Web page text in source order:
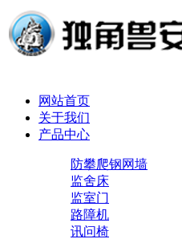
网站首页
关于我们
产品中心
防攀爬钢网墙
监舍床
监室门
路障机
讯问椅